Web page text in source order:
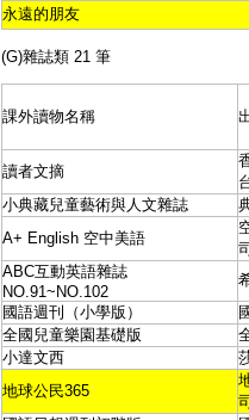
永遠的朋友
(G)雜誌類 21 筆
課外讀物名稱
讀者文摘
小典藏兒童藝術與人文雜誌
A+ English 空中美語
ABC互動英語雜誌
NO.91~NO.102
國語週刊（小學版）
全國兒童樂園基礎版
小達文西
地球公民365